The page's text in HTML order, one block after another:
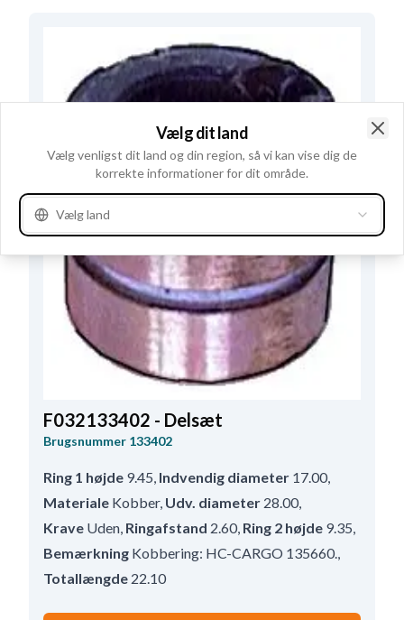
F032133402 - Delsæt
Brugsnummer 133402
Ring 1 højde 9.45, Indvendig diameter 17.00,
Materiale Kobber, Udv. diameter 28.00,
Krave Uden, Ringafstand 2.60, Ring 2 højde 9.35,
Bemærkning Kobbering: HC-CARGO 135660.,
Totallængde 22.10
Vælg dit land
Vælg venligst dit land og din region, så vi kan vise dig de
korrekte informationer for dit område.
Vælg land